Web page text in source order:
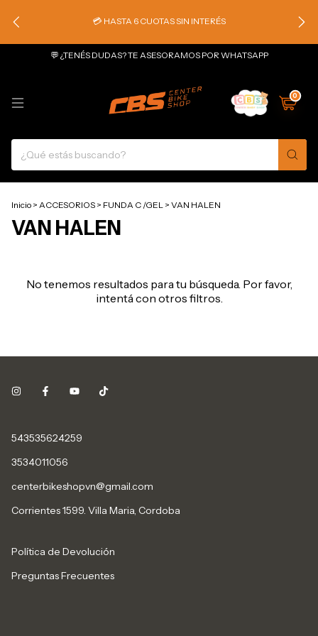
💳 HASTA 6 CUOTAS SIN INTERÉS
💬 ¿TENÉS DUDAS? TE ASESORAMOS POR WHATSAPP
0
Inicio > ACCESORIOS > FUNDA C /GEL > VAN HALEN
VAN HALEN
No tenemos resultados para tu búsqueda. Por favor,
intentá con otros filtros.
543535624259
3534011056
centerbikeshopvn@gmail.com
Corrientes 1599. Villa Maria, Cordoba
Política de Devolución
Preguntas Frecuentes